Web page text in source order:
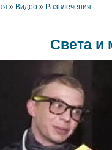
» Видео » Развлечения
Света и